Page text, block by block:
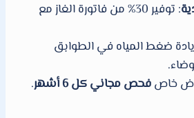
: توفير 30% من فاتورة الغاز مع
ضغط المياه في الطوابق
خاصفحص مجاني كل 6 أشهر .